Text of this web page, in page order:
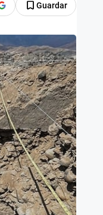
Guardar